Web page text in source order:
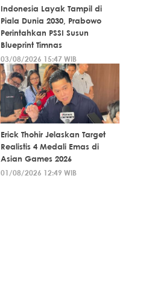
Indonesia Layak Tampil di
Piala Dunia 2030, Prabowo
Perintahkan PSSI Susun
Blueprint Timnas
03/08/2026 15:47 WIB
Erick Thohir Jelaskan Target
Realistis 4 Medali Emas di
Asian Games 2026
01/08/2026 12:49 WIB